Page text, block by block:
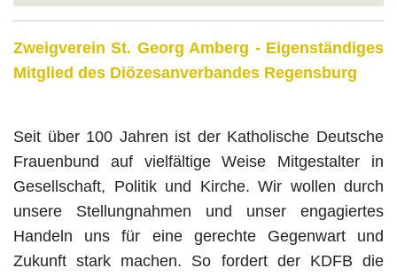
Zweigverein St. Georg Amberg - Eigenständiges
Mitglied des Diözesanverbandes Regensburg
Seit über 100 Jahren ist der Katholische Deutsche
Frauenbund auf vielfältige Weise Mitgestalter in
Gesellschaft, Politik und Kirche. Wir wollen durch
unsere Stellungnahmen und unser engagiertes
Handeln uns für eine gerechte Gegenwart und
Zukunft stark machen. So fordert der KDFB die